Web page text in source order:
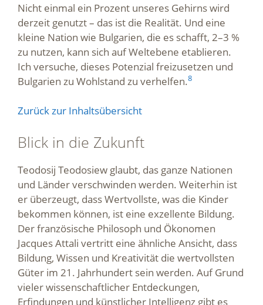
Nicht einmal ein Prozent unseres Gehirns wird
derzeit genutzt – das ist die Realität. Und eine
kleine Nation wie Bulgarien, die es schafft, 2–3 %
zu nutzen, kann sich auf Weltebene etablieren.
Ich versuche, dieses Potenzial freizusetzen und
Bulgarien zu Wohlstand zu verhelfen.8
Zurück zur Inhaltsübersicht
Blick in die Zukunft
Teodosij Teodosiew glaubt, das ganze Nationen
und Länder verschwinden werden. Weiterhin ist
er überzeugt, dass Wertvollste, was die Kinder
bekommen können, ist eine exzellente Bildung.
Der französische Philosoph und Ökonomen
Jacques Attali vertritt eine ähnliche Ansicht, dass
Bildung, Wissen und Kreativität die wertvollsten
Güter im 21. Jahrhundert sein werden. Auf Grund
vieler wissenschaftlicher Entdeckungen,
Erfindungen und künstlicher Intelligenz gibt es